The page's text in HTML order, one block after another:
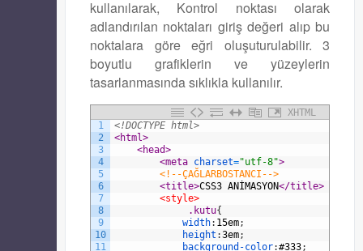
kullanılarak, Kontrol noktası olarak
adlandırılan noktaları giriş değeri alıp bu
noktalara göre eğri oluşuturulabilir. 3
boyutlu grafiklerin ve yüzeylerin
tasarlanmasında sıklıkla kullanılır.
XHTML
1
2
3
4
5
6
7
8
9
10
11
<!DOCTYPE html>
<html>
<head>
<meta charset="utf-8">
<!--ÇAĞLARBOSTANCI-->
<title>CSS3 ANİMASYON</title>
<style>
.kutu{
width: 15em;
height :3em;
background-color:#333;